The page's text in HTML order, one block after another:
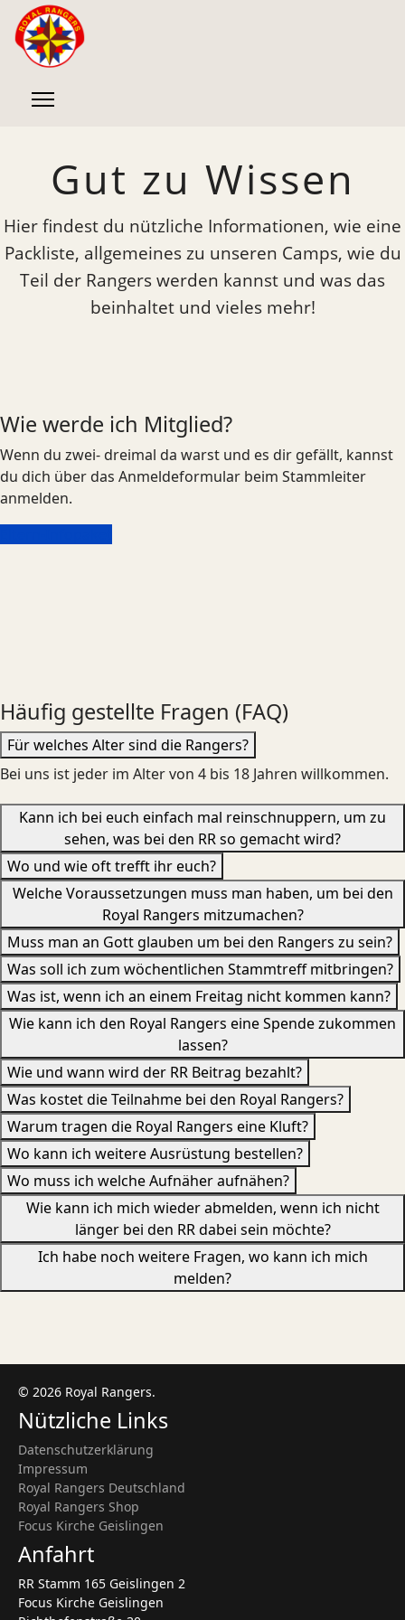
Gut zu Wissen
Hier findest du nützliche Informationen, wie eine
Packliste, allgemeines zu unseren Camps, wie du
Teil der Rangers werden kannst und was das
beinhaltet und vieles mehr!
Wie werde ich Mitglied?
Wenn du zwei- dreimal da warst und es dir gefällt, kannst
du dich über das Anmeldeformular beim Stammleiter
anmelden.
Häufig gestellte Fragen (FAQ)
Für welches Alter sind die Rangers?
Bei uns ist jeder im Alter von 4 bis 18 Jahren willkommen.
Kann ich bei euch einfach mal reinschnuppern, um zu
sehen, was bei den RR so gemacht wird?
Wo und wie oft trefft ihr euch?
Welche Voraussetzungen muss man haben, um bei den
Royal Rangers mitzumachen?
Muss man an Gott glauben um bei den Rangers zu sein?
Was soll ich zum wöchentlichen Stammtreff mitbringen?
Was ist, wenn ich an einem Freitag nicht kommen kann?
Wie kann ich den Royal Rangers eine Spende zukommen
lassen?
Wie und wann wird der RR Beitrag bezahlt?
Was kostet die Teilnahme bei den Royal Rangers?
Warum tragen die Royal Rangers eine Kluft?
Wo kann ich weitere Ausrüstung bestellen?
Wo muss ich welche Aufnäher aufnähen?
Wie kann ich mich wieder abmelden, wenn ich nicht
länger bei den RR dabei sein möchte?
Ich habe noch weitere Fragen, wo kann ich mich
melden?
© 2026 Royal Rangers.
Nützliche Links
Datenschutzerklärung
Impressum
Royal Rangers Deutschland
Royal Rangers Shop
Focus Kirche Geislingen
Anfahrt
RR Stamm 165 Geislingen 2
Focus Kirche Geislingen